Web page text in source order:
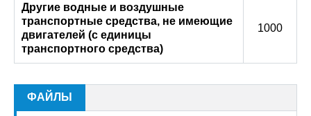
Другие водные и воздушные
транспортные средства, не имеющие
двигателей (с единицы
транспортного средства)
1000
ФАЙЛЫ